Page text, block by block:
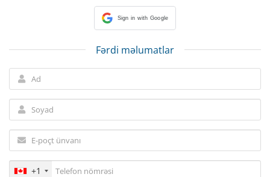
Sign in with Google
Fərdi məlumatlar
+1